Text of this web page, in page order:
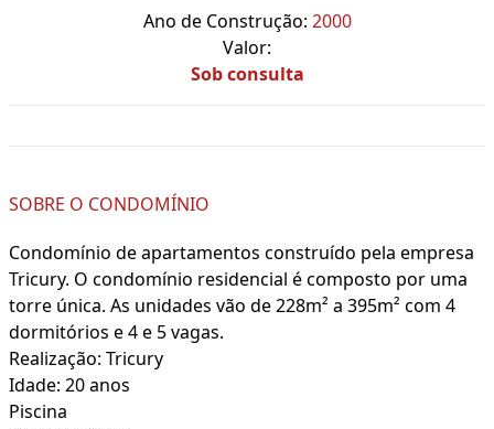
Ano de Construção: 2000
Valor:
Sob consulta
SOBRE O CONDOMÍNIO
Condomínio de apartamentos construído pela empresa
Tricury. O condomínio residencial é composto por uma
torre única. As unidades vão de 228m² a 395m² com 4
dormitórios e 4 e 5 vagas.
Realização: Tricury
Idade: 20 anos
Piscina